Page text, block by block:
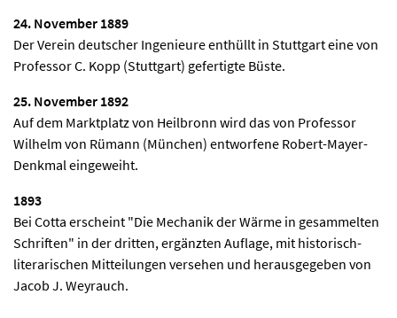
24. November 1889
Der Verein deutscher Ingenieure enthüllt in Stuttgart eine von
Professor C. Kopp (Stuttgart) gefertigte Büste.
25. November 1892
Auf dem Marktplatz von Heilbronn wird das von Professor
Wilhelm von Rümann (München) entworfene Robert-Mayer-
Denkmal eingeweiht.
1893
Bei Cotta erscheint "Die Mechanik der Wärme in gesammelten
Schriften" in der dritten, ergänzten Auflage, mit historisch-
literarischen Mitteilungen versehen und herausgegeben von
Jacob J. Weyrauch.